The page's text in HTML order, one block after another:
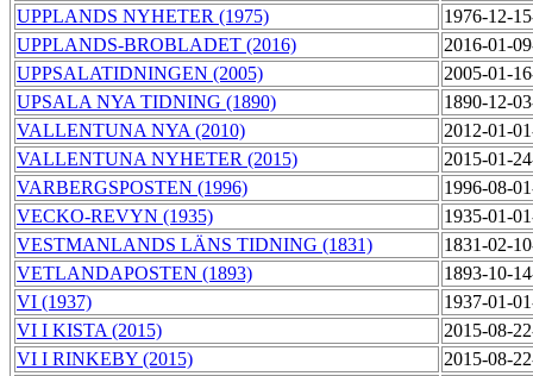
UPPLANDS NYHETER (1975)
1976-12-
UPPLANDS-BROBLADET (2016)
2016-01-
UPPSALATIDNINGEN (2005)
2005-01-
UPSALA NYA TIDNING (1890)
1890-12-
VALLENTUNA NYA (2010)
2012-01-
VALLENTUNA NYHETER (2015)
2015-01-
VARBERGSPOSTEN (1996)
1996-08-
VECKO-REVYN (1935)
1935-01-
VESTMANLANDS LÄNS TIDNING (1831)
1831-02-
VETLANDAPOSTEN (1893)
1893-10-
VI (1937)
1937-01-
VI I KISTA (2015)
2015-08-
VI I RINKEBY (2015)
2015-08-